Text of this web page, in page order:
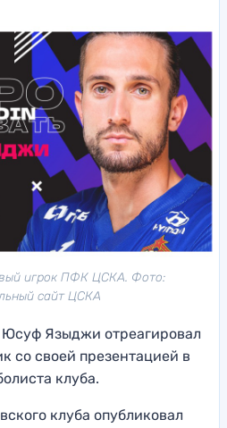
игрок ПФК ЦСКА. Фото:
сайт ЦСКА
Языджи отреагировал
со своей презентацией в
клуба.
клуба опубликовал